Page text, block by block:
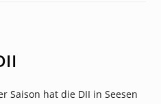
Saison hat die DII in Seesen